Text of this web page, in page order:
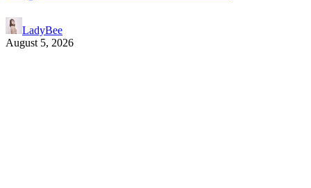
LadyBee
August 5, 2026